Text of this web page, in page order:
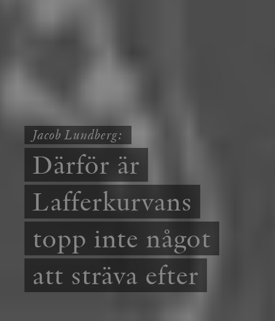
Jacob Lundberg:
Därför är
Lafferkurvans
topp inte något
att sträva efter